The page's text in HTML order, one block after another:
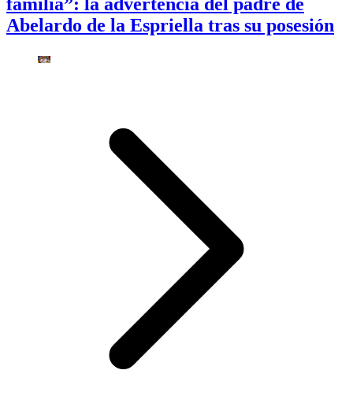
Abelardo de la Espriella tras su posesión